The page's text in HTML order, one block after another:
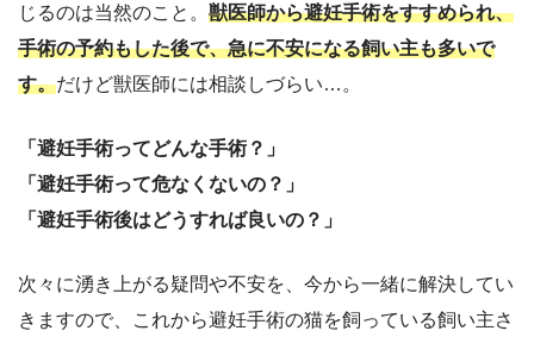
じるのは当然のこと。 獣医師から避妊手術をすすめられ、
手術の予約もした後で、急に不安になる飼い主も多いで
す。だけど獣医師には相談しづらい…。
「避妊手術ってどんな手術？」
「避妊手術って危なくないの？」
「避妊手術後はどうすれば良いの？」
次々に湧き上がる疑問や不安を、今から一緒に解決してい
きますので、これから避妊手術の猫を飼っている飼い主さ